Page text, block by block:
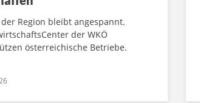
der Region bleibt angespannt.
der WKÖ
österreichische Betriebe.